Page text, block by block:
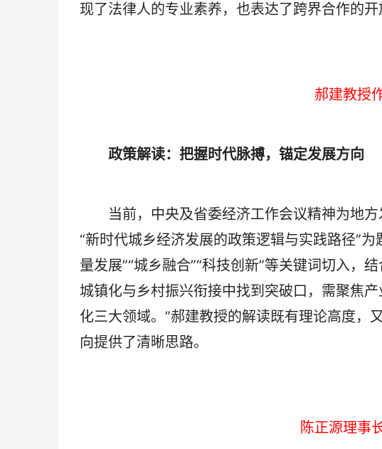
现了法律人的专业素养，也表达了跨界合作的开
郝建教授
政策解读：把握时代脉搏，锚定发展方向
当前，中央及省委经济工作会议精神为地方
“新时代城乡经济发展的政策逻辑与实践路径”
量发展”“城乡融合”“科技创新”等关键词切入，
城镇化与乡村振兴衔接中找到突破口，需聚焦
化三大领域。”郝建教授的解读既有理论高度，
向提供了清晰思路。
陈正源理事